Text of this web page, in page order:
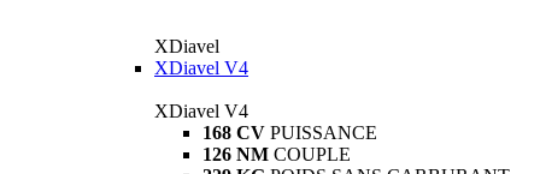
XDiavel
XDiavel V4
XDiavel V4
168 CV PUISSANCE
126 NM COUPLE